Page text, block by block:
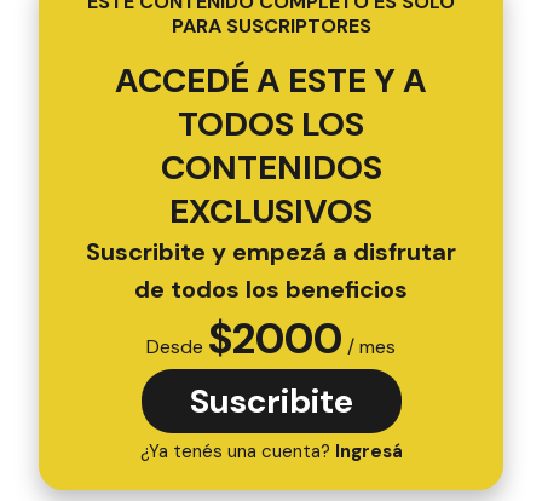
PARA SUSCRIPTORES
ACCEDÉ A ESTE Y A
TODOS LOS
CONTENIDOS
EXCLUSIVOS
Suscribite y empezá a disfrutar
de todos los beneficios
Desde $2000 / mes
Suscribite
¿Ya tenés una cuenta? Ingresá